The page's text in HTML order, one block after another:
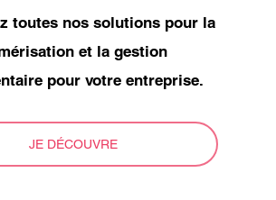
toutes nos solutions pour la
et la gestion
pour votre entreprise.
JE DÉCOUVRE